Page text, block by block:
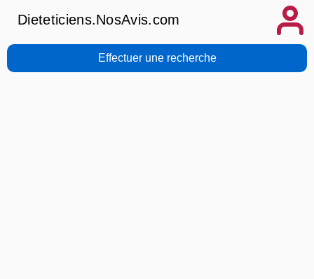
Dieteticiens.NosAvis.com
Effectuer une recherche